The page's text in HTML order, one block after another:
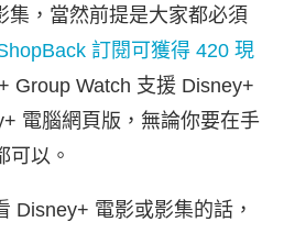
集，當然前提是大家都必須
訂閱可獲得 420 現
Group Watch 支援 Disney+
電腦網頁版，無論你要在手
可以。
Disney+ 電影或影集的話，